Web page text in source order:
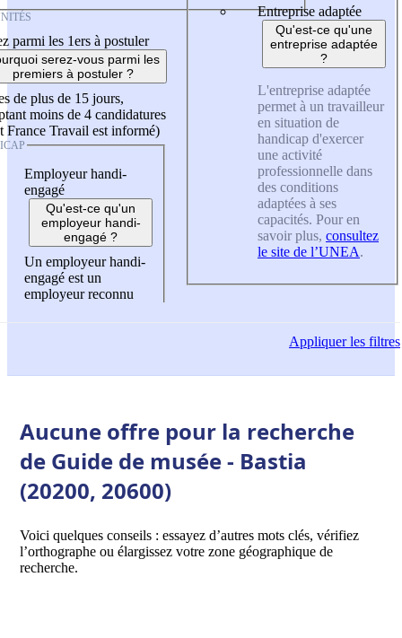
parmi les 1ers à postuler
serez-vous parmi les
premiers à postuler ?
de plus de 15 jours,
moins de 4 candidatures
France Travail est informé)
Employeur handi-
engagé
Qu'est-ce qu'un
employeur handi-
engagé ?
Un employeur handi-
engagé est un
employeur reconnu
Entreprise adaptée
Qu'est-ce qu'une
entreprise adaptée
?
L'entreprise adaptée
permet à un travailleur
en situation de
handicap d'exercer
une activité
professionnelle dans
des conditions
adaptées à ses
capacités. Pour en
savoir plus, consultez
le site de l’UNEA.
Appliquerles filtres
Aucune offre pour la recherche
de Guide de musée - Bastia
(20200, 20600)
Voici quelques conseils : essayez d’autres mots clés, vérifiez
l’orthographe ou élargissez votre zone géographique de
recherche.